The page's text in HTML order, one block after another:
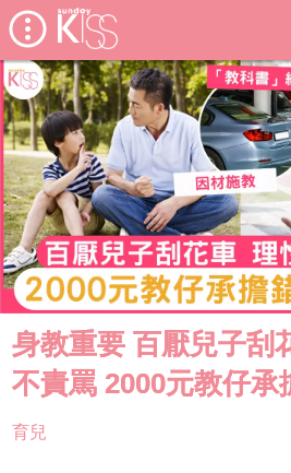
身教重要 百厭兒子刮
不責罵 2000元教仔承
育兒